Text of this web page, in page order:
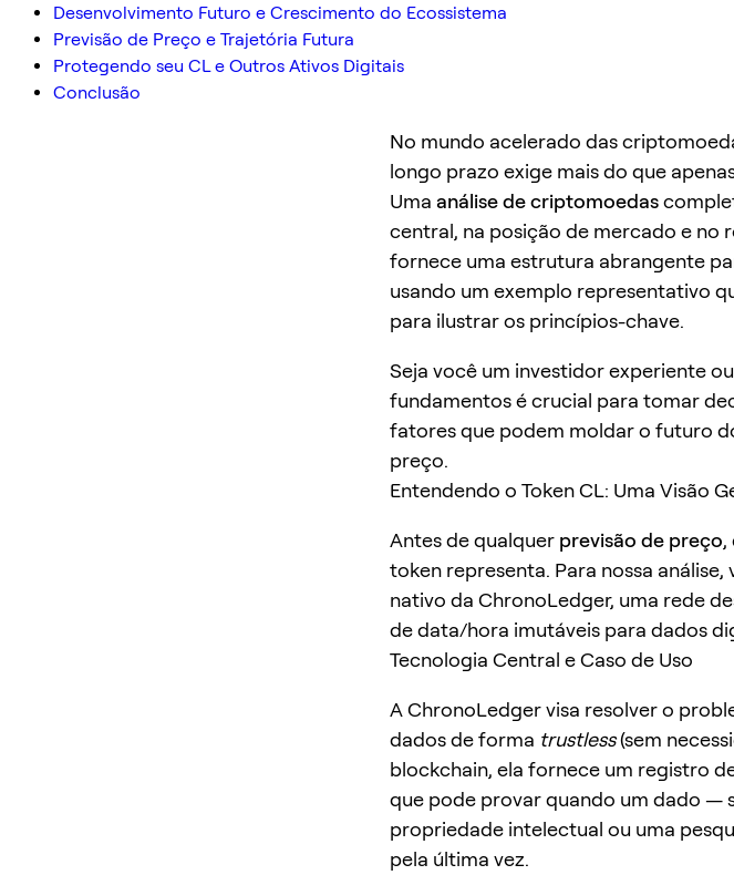
Desenvolvimento Futuro e Crescimento do Ecossistema
Previsão de Preço e Trajetória Futura
Protegendo seu CL e Outros Ativos Digitais
Conclusão
No mundo acelerado das
longo prazo exige mais do que
Uma análise de criptomoedas
central, na posição de mercado e
fornece uma estrutura abrangente
usando um exemplo representativo
para ilustrar os princípios-chave.
Seja você um investidor experiente
fundamentos é crucial para tomar
fatores que podem moldar o futuro
preço.
Entendendo o Token CL: Uma Visão
Antes de qualquer previsão de preço,
token representa. Para nossa
nativo da ChronoLedger, uma rede
de data/hora imutáveis para dados
Tecnologia Central e Caso de Uso
A ChronoLedger visa resolver o
dados de forma trustless(sem
blockchain, ela fornece um registro
que pode provar quando um dado —
propriedade intelectual ou uma
pela última vez.